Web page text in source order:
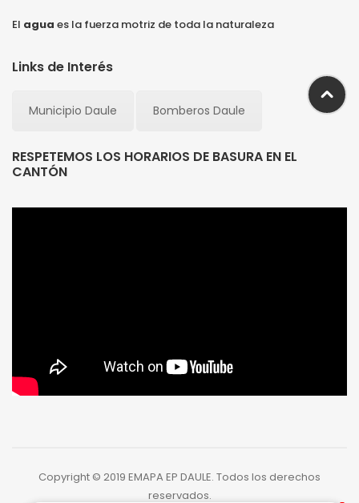
El agua es la fuerza motriz de toda la naturaleza
Links de Interés
Municipio Daule Bomberos Daule
RESPETEMOS LOS HORARIOS DE BASURA EN EL
CANTÓN
Copyright © 2019 EMAPA EP DAULE. Todos los derechos
reservados.